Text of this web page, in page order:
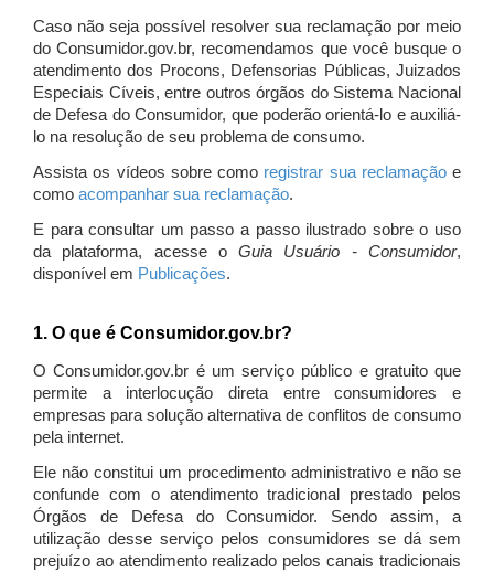
Caso não seja possível resolver sua reclamação por meio
do Consumidor.gov.br, recomendamos que você busque o
atendimento dos Procons, Defensorias Públicas, Juizados
Especiais Cíveis, entre outros órgãos do Sistema Nacional
de Defesa do Consumidor, que poderão orientá-lo e auxiliá-
lo na resolução de seu problema de consumo.
Assista os vídeos sobre como registrar sua reclamaçãoe
como acompanhar sua reclamação.
E para consultar um passo a passo ilustrado sobre o uso
da plataforma, acesse oGuia Usuário - Consumidor,
disponível em Publicações.
1. O que é Consumidor.gov.br?
O Consumidor.gov.br é um serviço público e gratuito que
permite a interlocução direta entre consumidores e
empresas para solução alternativa de conflitos de consumo
pela internet.
Ele não constitui um procedimento administrativo e não se
confunde com o atendimento tradicional prestado pelos
Órgãos de Defesa do Consumidor. Sendo assim, a
utilização desse serviço pelos consumidores se dá sem
prejuízo ao atendimento realizado pelos canais tradicionais